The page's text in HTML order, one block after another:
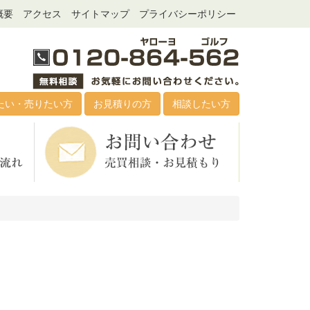
要 アクセス サイトマップ プライバシーポリシー
い・売りたい方 お見積りの方 相談したい方